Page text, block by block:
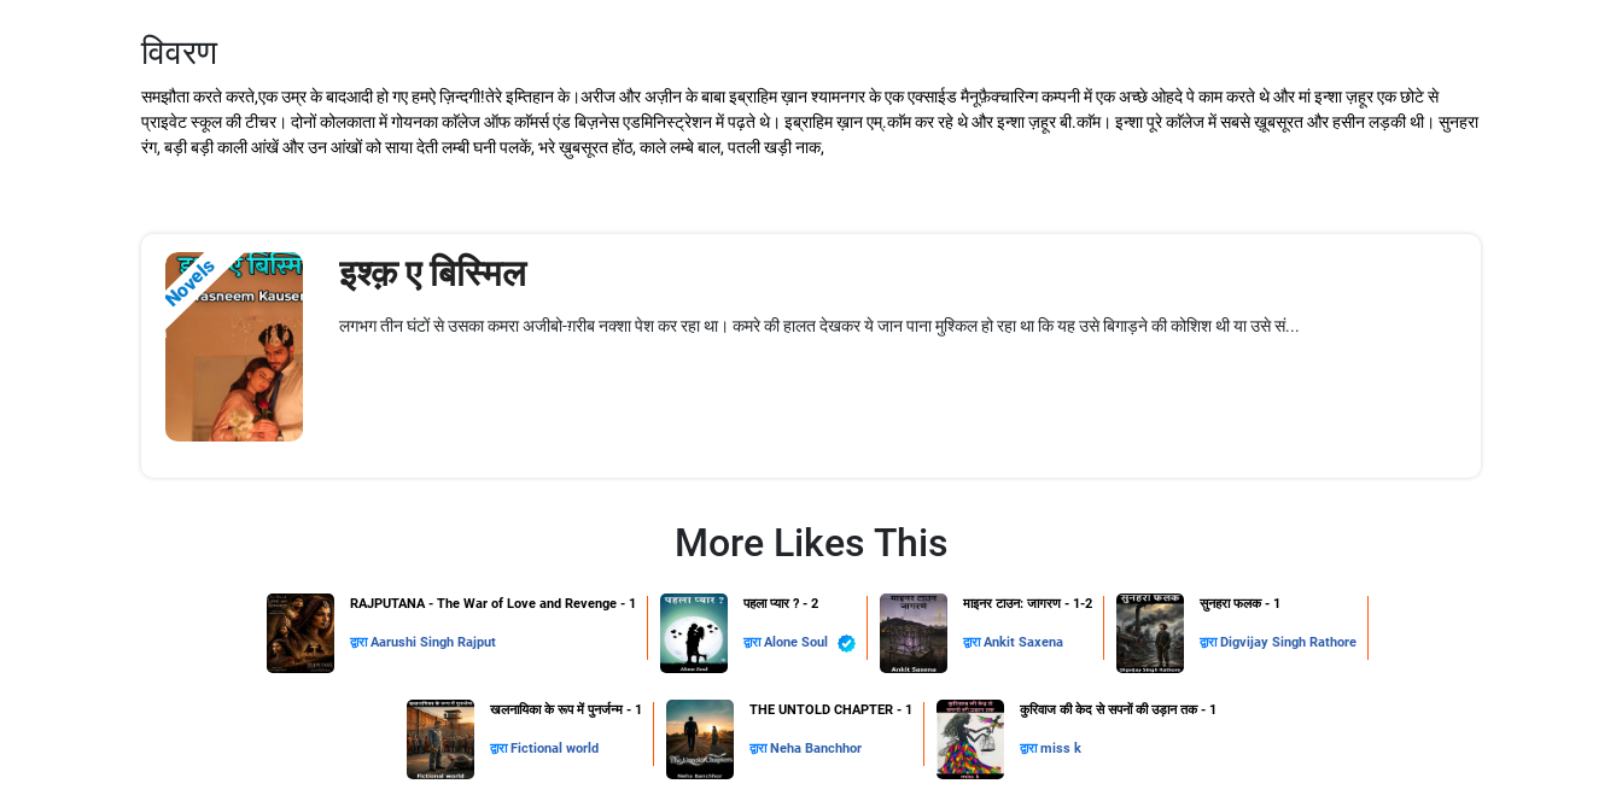
विवरण
समझौता करते करते,एक उम्र के बादआदी हो गए हमऐ ज़िन्दगी!तेरे इम्तिहान के।अरीज और अज़ीन के बाबा इब्राहिम ख़ान श्यामनगर के एक एक्साईड मैनूफ़ैक्चारिन्ग कम्पनी में एक अच्छे ओहदे पे काम करते थे और मां इन्शा ज़हूर एक छोटे से
प्राइवेट स्कूल की टीचर। दोनों कोलकाता में गोयनका काॅलेज ऑफ काॅमर्स एंड बिज़नेस एडमिनिस्ट्रेशन में पढ़ते थे। इब्राहिम ख़ान एम्.काॅम कर रहे थे और इन्शा ज़हूर बी.काॅम। इन्शा पूरे काॅलेज में सबसे ख़ूबसूरत और हसीन लड़की थी। सुनहरा
रंग, बड़ी बड़ी काली आंखें और उन आंखों को साया देती लम्बी घनी पलकें, भरे ख़ुबसूरत होंठ, काले लम्बे बाल, पतली खड़ी नाक,
Novels इश्क़ ए बिस्मिल
लगभग तीन घंटों से उसका कमरा अजीबो-ग़रीब नक्शा पेश कर रहा था। कमरे की हालत देखकर ये जान पाना मुश्किल हो रहा था कि यह उसे बिगाड़ने की कोशिश थी या उसे सं...
More Likes This
RAJPUTANA - The War of Love and Revenge - 1
द्वाराAarushi Singh Rajput
पहला प्यार ? - 2
द्वाराAlone Soul
माइनर टाउन: जागरण - 1-2
द्वाराAnkit Saxena
सुनहरा फलक - 1
द्वारा Digvijay Singh Rathore
खलनायिका के रूप में पुनर्जन्म - 1
द्वारा Fictional world
THE UNTOLD CHAPTER - 1
द्वारा Neha Banchhor
कुरिवाज की केद से सपनों की उड़ान तक - 1
द्वाराmiss k